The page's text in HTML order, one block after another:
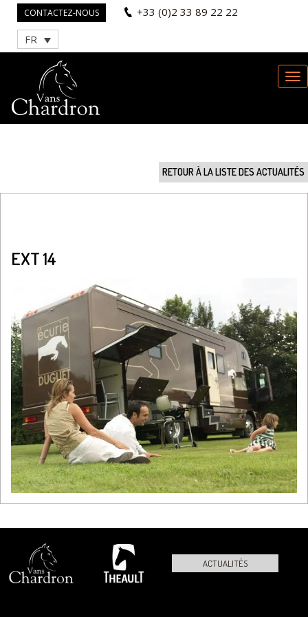
CONTACTEZ-NOUS +33 (0)2 33 89 22 22
FR
RETOUR À LA LISTE DES ACTUALITÉS
EXT 14
ACTUALITÉS